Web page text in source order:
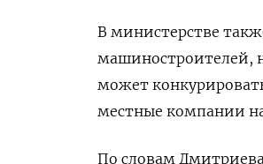
В министерстве
машиностроителей,
может
местные компании
По словам